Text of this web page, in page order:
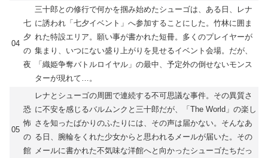
04
七
夕
の
夜
三十郎との修行で何かを掴み始めたシューゴは、ある日、レナ
に誘われ「七夕イベント」へ参加することにした。竹林に囲ま
れた特設エリア。願い事が書かれた短冊。多くのプレイヤーが
集まり、いつにない盛り上がりを見せるイベント会場。だが、
「織姫争奪バトルロイヤル」の最中、予定外の倒せないモンス
ターが現れて…。
05
恐
怖
の
館
レナとシューゴの周囲で連続する不可思議な事件。その異質さ
に不安を感じるバルムンクと三十郎だが、「The World」の楽し
さを知ったばかりのふたりには、その声は届かない。そんなあ
る日、腕輪をくれた少女からと思われるメールが届いた。その
メールに書かれた不気味な洋館へと向かったシューゴたちだっ